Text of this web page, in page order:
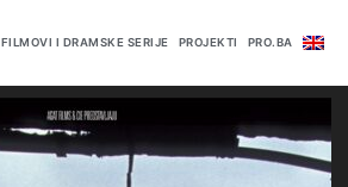
FILMOVI I DRAMSKE SERIJE PROJEKTI PRO.BA